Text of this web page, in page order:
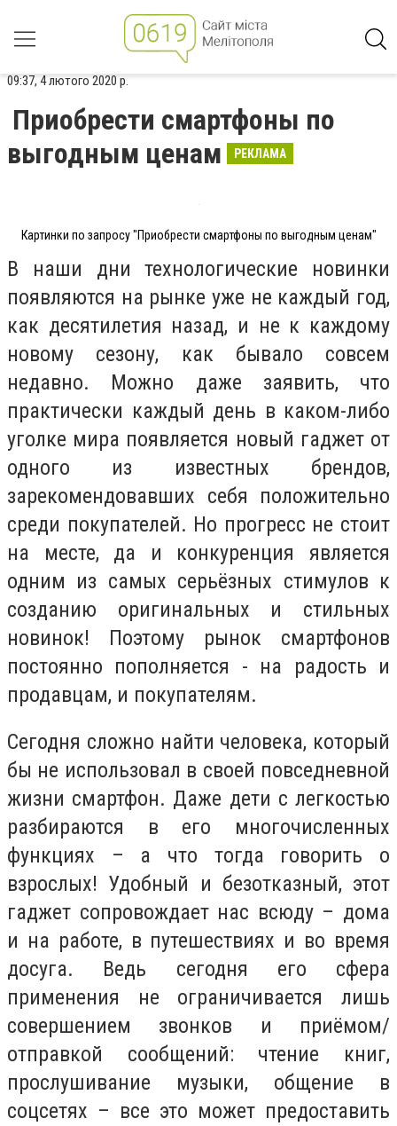
09:37, 4 лютого 2020 р.
Приобрести смартфоны по
выгодным ценам
РЕКЛАМА
Картинки по запросу "Приобрести смартфоны по выгодным ценам"
В наши дни технологические новинки
появляются на рынке уже не каждый год,
как десятилетия назад, и не к каждому
новому сезону, как бывало совсем
недавно. Можно даже заявить, что
практически каждый день в каком-либо
уголке мира появляется новый гаджет от
одного из известных брендов,
зарекомендовавших себя положительно
среди покупателей. Но прогресс не стоит
на месте, да и конкуренция является
одним из самых серьёзных стимулов к
созданию оригинальных и стильных
новинок! Поэтому рынок смартфонов
постоянно пополняется - на радость и
продавцам, и покупателям.
Сегодня сложно найти человека, который
бы не использовал в своей повседневной
жизни смартфон. Даже дети с легкостью
разбираются в его многочисленных
функциях – а что тогда говорить о
взрослых! Удобный и безотказный, этот
гаджет сопровождает нас всюду – дома
и на работе, в путешествиях и во время
досуга. Ведь сегодня его сфера
применения не ограничивается лишь
совершением звонков и приёмом/
отправкой сообщений: чтение книг,
прослушивание музыки, общение в
соцсетях – все это может предоставить